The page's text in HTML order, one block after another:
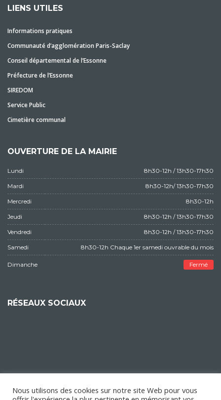
LIENS UTILES
Informations pratiques
Communauté d’agglomération Paris-Saclay
Conseil départemental de l’Essonne
Préfecture de l’Essonne
SIREDOM
Service Public
Cimetière communal
OUVERTURE DE LA MAIRIE
Lundi 8h30-12h / 13h30-17h30
Mardi 8h30-12h/ 13h30-17h30
Mercredi 8h30-12h
Jeudi 8h30-12h / 13h30-17h30
Vendredi 8h30-12h / 13h30-17h30
Samedi 8h30-12h Chaque 1er samedi ouvrable du mois
Dimanche Fermé
RÉSEAUX SOCIAUX
Nous utilisons des cookies sur notre site Web pour vous